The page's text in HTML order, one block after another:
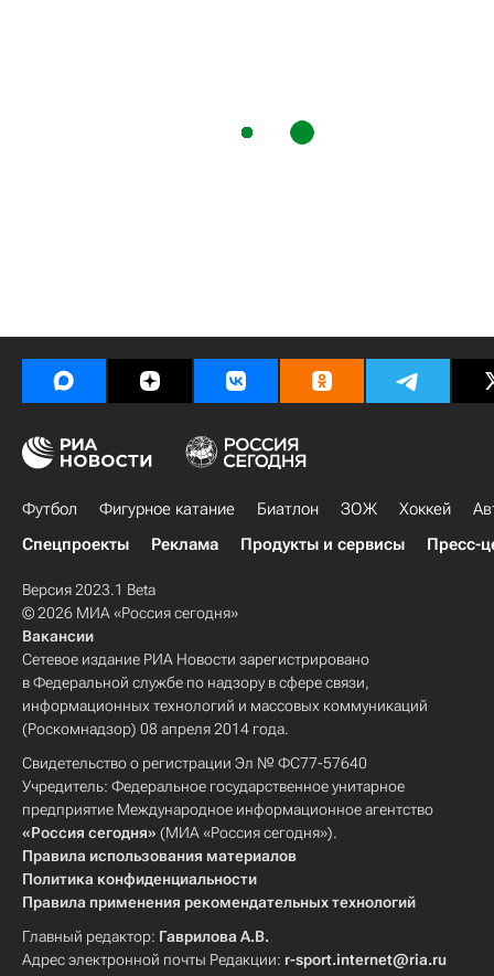
Футбол Фигурное катание Биатлон ЗОЖ Хоккей
Спецпроекты
Реклама Продукты и сервисы Пресс-
Версия 2023.1 Beta
© 2026 МИА «Россия сегодня»
Вакансии
Сетевое издание РИА Новости зарегистрировано
в Федеральной службе по надзору в сфере связи,
информационных технологий и массовых коммуникаций
(Роскомнадзор) 08 апреля 2014 года.
Свидетельство о регистрации Эл № ФС77-57640
Учредитель: Федеральное государственное унитарное
предприятие Международное информационное агентство
«Россия сегодня» (МИА «Россия сегодня»).
Правила использования материалов
Политика конфиденциальности
Правила применения рекомендательных технологий
Главный редактор: Гаврилова А.В.
Адрес электронной почты Редакции: r-sport.internet@ria.ru